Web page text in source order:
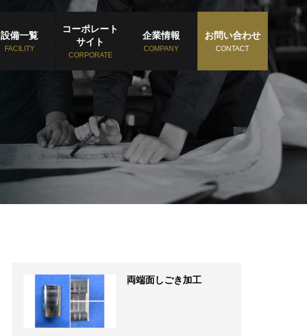
設備一覧
FACILITY
コーポレート
サイト
CORPORATE
企業情報
COMPANY
お問い合わせ
CONTACT
両端面しごき加工